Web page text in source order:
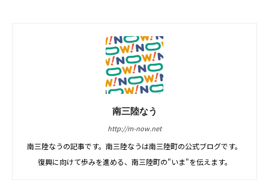
南三陸なう
http://m-now.net
南三陸なうの記事です。南三陸なうは南三陸町の公式ブログです。
復興に向けて歩みを進める、南三陸町の"いま"を伝えます。